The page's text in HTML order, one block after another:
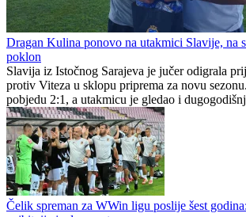
Dragan Kulina ponovo na utakmici Slavije, na
poklon
Slavija iz Istočnog Sarajeva je jučer odigrala
protiv Viteza u sklopu priprema za novu
pobjedu 2:1, a utakmicu je gledao i
Čelik spreman za WWin ligu poslije šest